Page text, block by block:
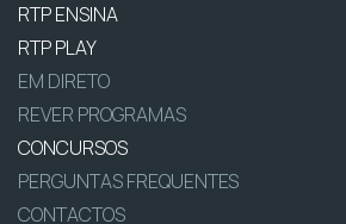
RTP ENSINA
RTP PLAY
EM DIRETO
REVER PROGRAMAS
CONCURSOS
PERGUNTAS FREQUENTES
CONTACTOS